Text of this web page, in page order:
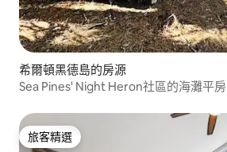
希爾頓黑德島的房源
Sea Pines' Night Heron社區的海灘平房
旅客精選
旅客精選